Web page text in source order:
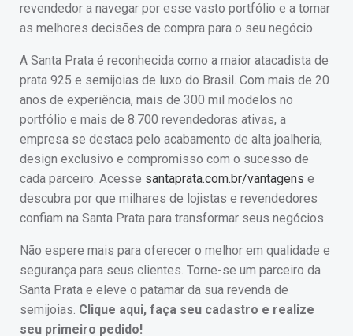
revendedor a navegar por esse vasto portfólio e a tomar
as melhores decisões de compra para o seu negócio.
A Santa Prata é reconhecida como a maior atacadista de
prata 925 e semijoias de luxo do Brasil. Com mais de 20
anos de experiência, mais de 300 mil modelos no
portfólio e mais de 8.700 revendedoras ativas, a
empresa se destaca pelo acabamento de alta joalheria,
design exclusivo e compromisso com o sucesso de
cada parceiro. Acesse santaprata.com.br/vantagens e
descubra por que milhares de lojistas e revendedores
confiam na Santa Prata para transformar seus negócios.
Não espere mais para oferecer o melhor em qualidade e
segurança para seus clientes. Torne-se um parceiro da
Santa Prata e eleve o patamar da sua revenda de
semijoias. Clique aqui, faça seu cadastro e realize
seu primeiro pedido!